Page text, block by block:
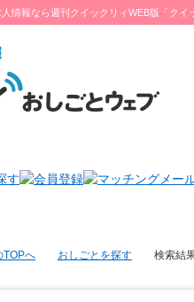
情報なら週刊クイックリィWEB版「クイ
TOPへ おしごとを探す 検索結